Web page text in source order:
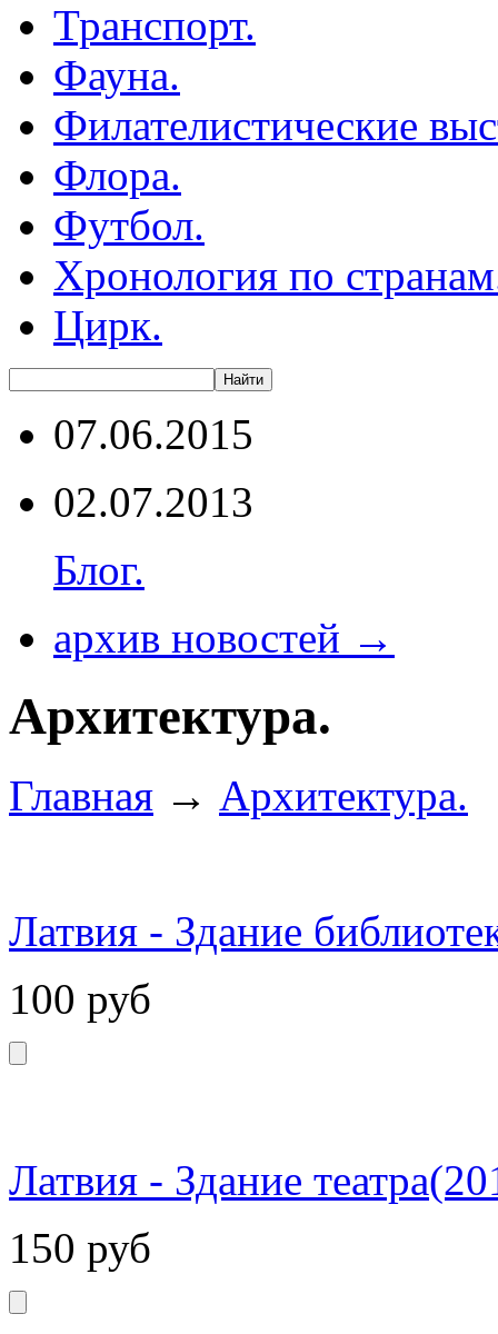
Транспорт.
Фауна.
Филателистические
Флора.
Футбол.
Хронология по
Цирк.
07.06.2015
02.07.2013
Блог.
архив новостей →
Архитектура.
Главная → Архитектура.
Латвия - Здание
100 руб
Латвия - Здание
150 руб